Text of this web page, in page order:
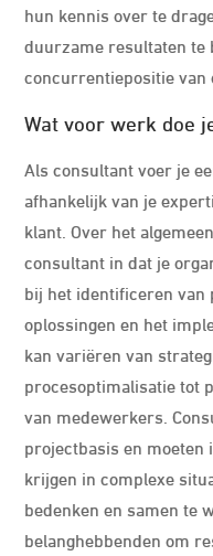
hun kennis over te
duurzame resultaten te
concurrentiepositie van
Wat voor werk doe
Als consultant voer je
afhankelijk van je
klant. Over het
consultant in dat je
bij het identificeren van
oplossingen en het
kan variëren van
procesoptimalisatie tot
van medewerkers.
projectbasis en
krijgen in complexe
bedenken en samen te
belanghebbenden om